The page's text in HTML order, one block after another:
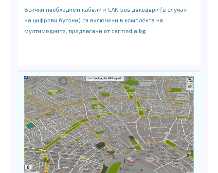
Всички необходими кабели и CAN bus декодери (в случай
на цифрови бутони) са включени в комплекта на
мултимедиите, предлагани от carmedia.bg